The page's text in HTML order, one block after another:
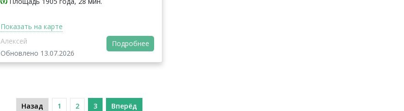
Показать на карте
Алексей
Обновлено 13.07.2026
Подробнее
Назад 1 2 3 Вперёд